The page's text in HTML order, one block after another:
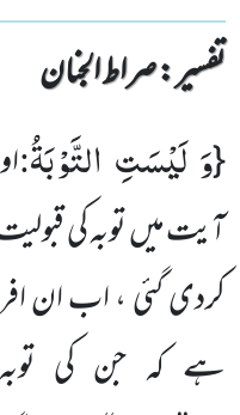
تفسیر : ‎صراط الجنان
{وَ لَیْسَتِ التَّوْبَةُ:
آیت میں توبہ کی
کردی گئی ، اب ان
ہے کہ جن کی